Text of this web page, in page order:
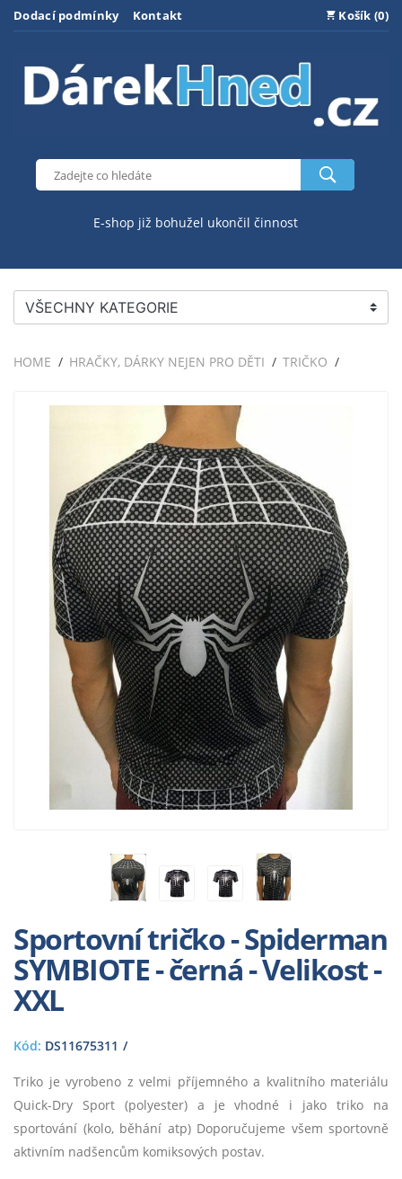
Dodací podmínky Kontakt Košík (0)
E-shop již bohužel ukončil činnost
VŠECHNY KATEGORIE
HOME HRAČKY, DÁRKY NEJEN PRO DĚTI TRIČKO
Sportovní tričko - Spiderman
SYMBIOTE - černá - Velikost -
XXL
Kód: DS11675311
Triko je vyrobeno z velmi příjemného a kvalitního materiálu
Quick-Dry Sport (polyester) a je vhodné i jako triko na
sportování (kolo, běhání atp) Doporučujeme všem sportovně
aktivním nadšencům komiksových postav.